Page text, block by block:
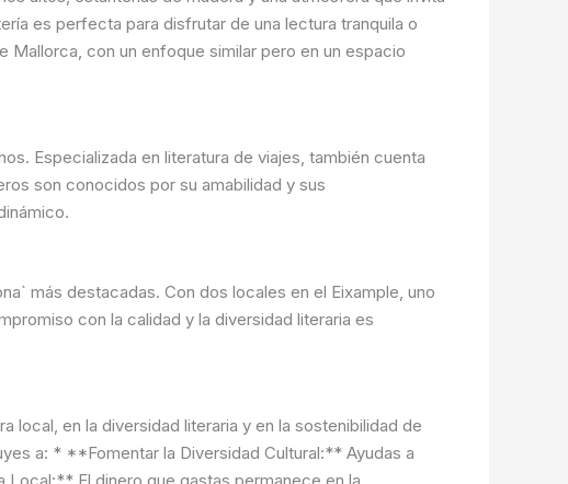
es perfecta para disfrutar de una lectura tranquila o
Mallorca, con un enfoque similar pero en un espacio
Especializada en literatura de viajes, también cuenta
son conocidos por su amabilidad y sus
más destacadas. Con dos locales en el Eixample, uno
con la calidad y la diversidad literaria es
local, en la diversidad literaria y en la sostenibilidad de
a: * **Fomentar la Diversidad Cultural:** Ayudas a